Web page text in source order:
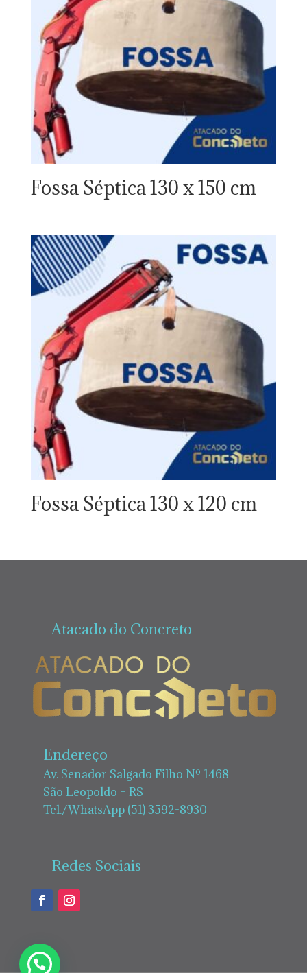
Fossa Séptica 130 x 150 cm
Fossa Séptica 130 x 120 cm
Atacado do Concreto
Endereço
Av. Senador Salgado Filho Nº 1468
São Leopoldo – RS
Tel./WhatsApp (51) 3592-8930
Redes Sociais